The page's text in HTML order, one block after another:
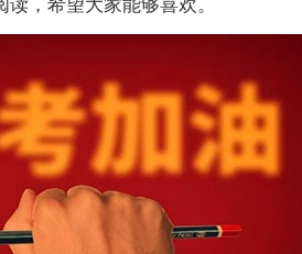
，希望大家能够喜欢。